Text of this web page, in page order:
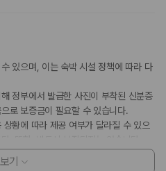
있으며, 이는 숙박 시설 정책에 따라 다
정부에서 발급한 사진이 부착된 신분증
로 보증금이 필요할 수 있습니다.
황에 따라 제공 여부가 달라질 수 있으
수단은 신용카드, 직불카드, 현금입니
기